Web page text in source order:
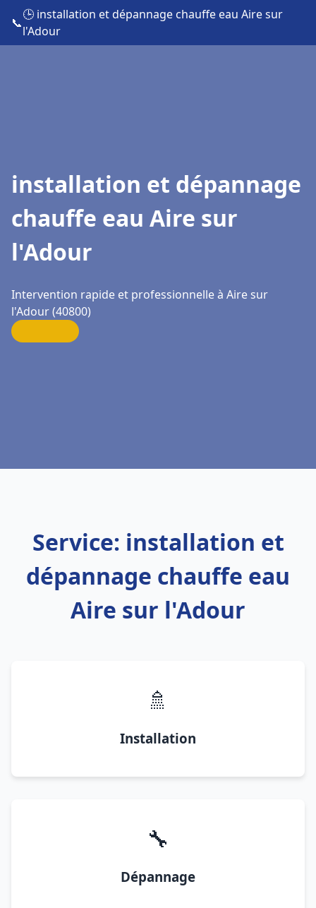
📞
🕒 installation et dépannage chauffe eau Aire sur
l'Adour
installation et dépannage
chauffe eau Aire sur
l'Adour
Intervention rapide et professionnelle à Aire sur
l'Adour (40800)
Service: installation et
dépannage chauffe eau
Aire sur l'Adour
🚿
Installation
🔧
Dépannage